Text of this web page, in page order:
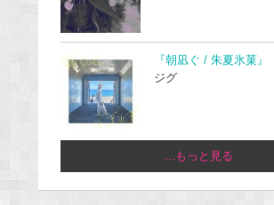
『朝凪ぐ / 朱夏氷菓』
ジグ
...もっと見る